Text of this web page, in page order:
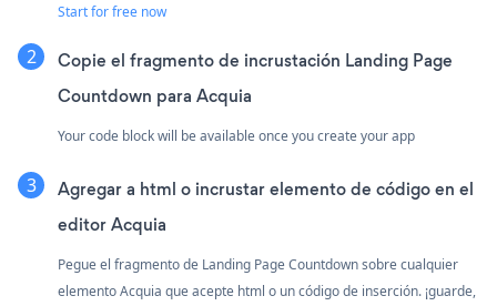
Start for free now
Copie el fragmento de incrustación Landing Page
Countdown para Acquia
Your code block will be available once you create your app
Agregar a html o incrustar elemento de código en el
editor Acquia
Pegue el fragmento de Landing Page Countdown sobre cualquier
elemento Acquia que acepte html o un código de inserción. ¡guarde,